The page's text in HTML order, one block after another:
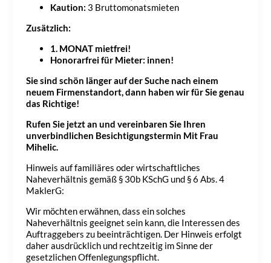
Kaution: 3 Bruttomonatsmieten
Zusätzlich:
1. MONAT mietfrei!
Honorarfrei für Mieter: innen!
Sie sind schön länger auf der Suche nach einem
neuem Firmenstandort, dann haben wir für Sie genau
das Richtige!
Rufen Sie jetzt an und vereinbaren Sie Ihren
unverbindlichen Besichtigungstermin Mit Frau
Mihelic.
Hinweis auf familiäres oder wirtschaftliches
Naheverhältnis gemäß § 30b KSchG und § 6 Abs. 4
MaklerG:
Wir möchten erwähnen, dass ein solches
Naheverhältnis geeignet sein kann, die Interessen des
Auftraggebers zu beeinträchtigen. Der Hinweis erfolgt
daher ausdrücklich und rechtzeitig im Sinne der
gesetzlichen Offenlegungspflicht.